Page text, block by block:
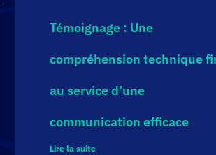
Témoignage : Une
compréhension technique
au service d’une
communication efficace
Lire la suite